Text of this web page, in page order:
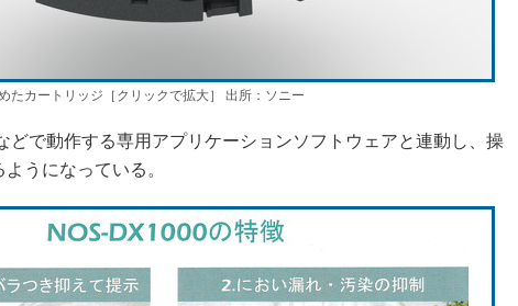
たカートリッジ［クリックで拡大］ 出所：ソニー
で動作する専用アプリケーションソフトウェアと連動し、操
うになっている。